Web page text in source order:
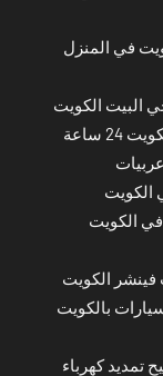
في المنزل
البيت الكويت
ساعة
الكويت
الكويت
الكويت
بالكويت
تمديد كهرباء